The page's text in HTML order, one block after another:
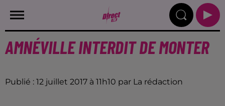
AMNÉVILLE INTERDIT DE MONTER
Publié : 12 juillet 2017 à 11h10 par La rédaction